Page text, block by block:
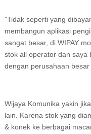
"Tidak seperti yang
membangun aplikasi
sangat besar, di WIPAY
stok all operator dan saya
dengan perusahaan
Wijaya Komunika yakin
lain. Karena stok yang
& konek ke berbagai